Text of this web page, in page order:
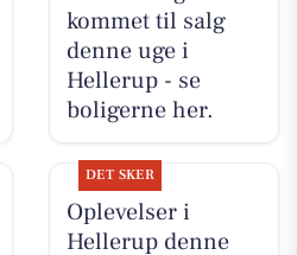
kommet til salg
denne uge i
Hellerup - se
boligerne her.
DET SKER
Oplevelser i
Hellerup denne